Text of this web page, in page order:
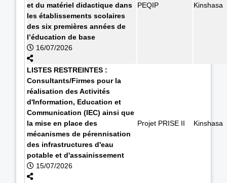
et du matériel didactique dans
les établissements scolaires
des six premières années de
l’éducation de base
16/07/2026
PEQIP Kinshasa
LISTES RESTREINTES :
Consultants/Firmes pour la
réalisation des Activités
d'Information, Education et
Communication (IEC) ainsi que
la mise en place des
mécanismes de pérennisation
des infrastructures d'eau
potable et d'assainissement
15/07/2026
Projet PRISE II Kinshasa